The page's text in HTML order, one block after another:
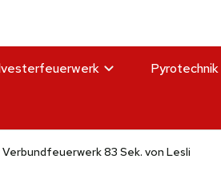
Pyrotechnik
83 Sek. von Lesli